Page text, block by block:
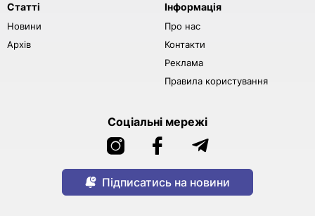
Статті
Новини
Архів
Інформація
Про нас
Контакти
Реклама
Правила користування
Соціальні мережі
Підписатись на новини